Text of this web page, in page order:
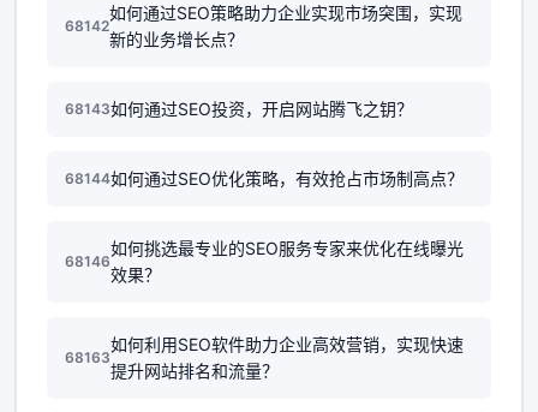
68142
如何通过SEO策略助力企业实现市场突围，实现
新的业务增长点？
68143如何通过SEO投资，开启网站腾飞之钥？
68144如何通过SEO优化策略，有效抢占市场制高点？
68146
如何挑选最专业的SEO服务专家来优化在线曝光
效果？
68163
如何利用SEO软件助力企业高效营销，实现快速
提升网站排名和流量？